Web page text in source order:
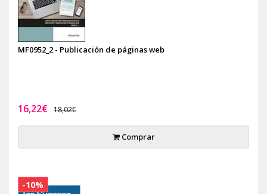
MF0952_2 - Publicación de páginas web
16,22€ 18,02€
Comprar
-10%